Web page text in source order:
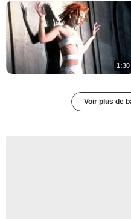
1:30
Voir plus de